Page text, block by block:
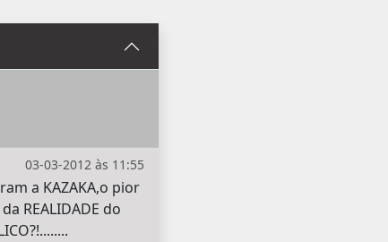
03-03-2012 às 11:55
a KAZAKA,o pior
REALIDADE do